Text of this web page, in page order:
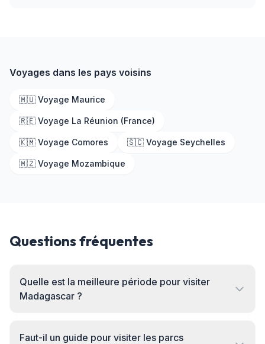
Voyages dans les pays voisins
🇲🇺 Voyage Maurice
🇷🇪 Voyage La Réunion (France)
🇰🇲 Voyage Comores 🇸🇨 Voyage Seychelles
🇲🇿 Voyage Mozambique
Questions fréquentes
Quelle est la meilleure période pour visiter
Madagascar ?
Faut-il un guide pour visiter les parcs